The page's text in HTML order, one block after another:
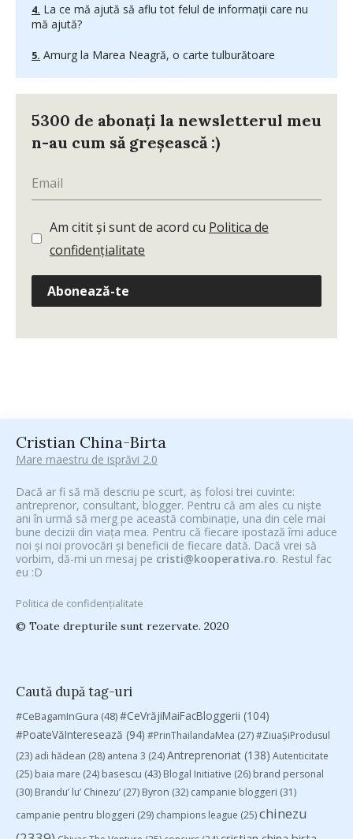
La ce mă ajută să aflu tot felul de informații care nu
mă ajută?
Amurg la Marea Neagră, o carte tulburătoare
5300 de abonați la newsletterul meu
n-au cum să greșească :)
Am citit și sunt de acord cu Politica de
confidențialitate
Abonează-te
Cristian China-Birta
Mare maestru de isprăvi 2.0
Dacă ar fi să mă descriu pe scurt, aș folosi trei cuvinte:
antreprenor, consultant, blogger. Pentru că am ales cu niște
ani în urmă să merg pe această combinație, una din cele mai
bune decizii din viața mea. Pentru că fiecare ipostază îmi aduce
noi și noi provocări și beneficii de fiecare dată. Dacă vrei să
vorbim, dă-mi un mesaj pe cristi@kooperativa.ro. Restul fac
eu :D
Politica de confidențialitate
© Toate drepturile sunt rezervate. 2020
Caută după tag-uri
#CeBagamInGura (48)#CeVrăjiMaiFacBloggerii (104)
#PoateVăInteresează (94) #PrinThailandaMea (27)#ZiuaȘiProdusul
(23) adi hădean (28) antena 3 (24)Antreprenoriat (138) Autenticitate
(25) baia mare (24) basescu (43) Blogal Initiative (26) brand personal
(30) Brandu’ lu’ Chinezu’ (27) Byron (32) campanie bloggeri (31)
campanie pentru bloggeri (29) champions league (25)chinezu